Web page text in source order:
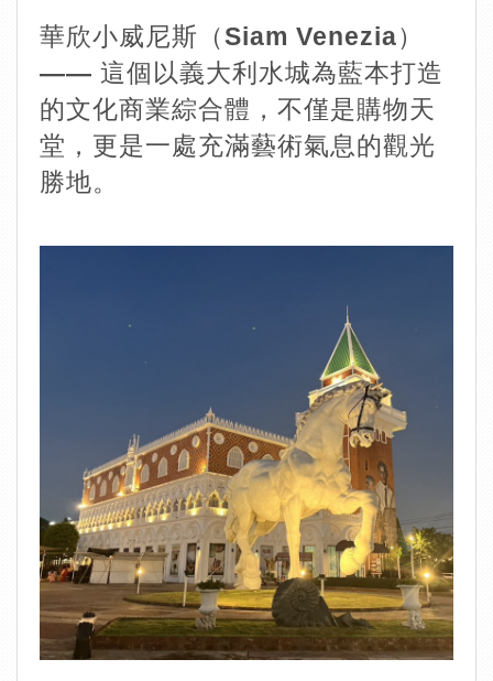
華欣小威尼斯（Siam Venezia）
—— 這個以義大利水城為藍本打造
的文化商業綜合體，不僅是購物天
堂，更是一處充滿藝術氣息的觀光
勝地。